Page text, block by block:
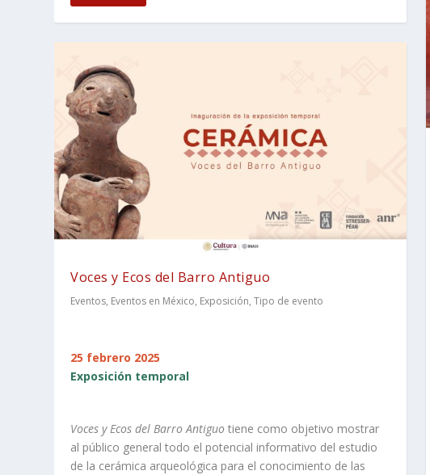
Voces y Ecos del Barro Antiguo
Eventos, Eventos en México, Exposición,Tipo de evento
25 febrero 2025
Exposición temporal
Voces y Ecos del Barro Antiguo tiene como objetivo mostrar
al público general todo el potencial informativo del estudio
de la cerámica arqueológica para el conocimiento de las